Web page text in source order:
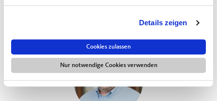
Details zeigen
Cookies zulassen
Nur notwendige Cookies verwenden